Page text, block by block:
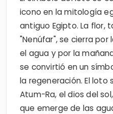
icono en la mitología
antiguo Egipto. La flor,
"Nenúfar", se cierra por
el agua y por la
se convirtió en un
la regeneración. El loto
Atum-Ra, el dios del
que emerge de las